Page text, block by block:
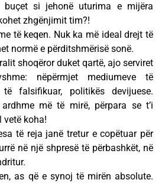
si jehonë uturima e mijëra
zhgënjimit tim?!
të keqen. Nuk ka më ideal drejt të
normë e përditshmërisë sonë.
shoqëror duket qartë, ajo serviret
nëpërmjet mediumeve të
falsifikuar, politikës devijuese.
më të mirë, përpara se t’i
vetë koha!
të reja janë tretur e copëtuar për
në një shpresë të përbashkët, në
as që e synoj të mirën absolute.